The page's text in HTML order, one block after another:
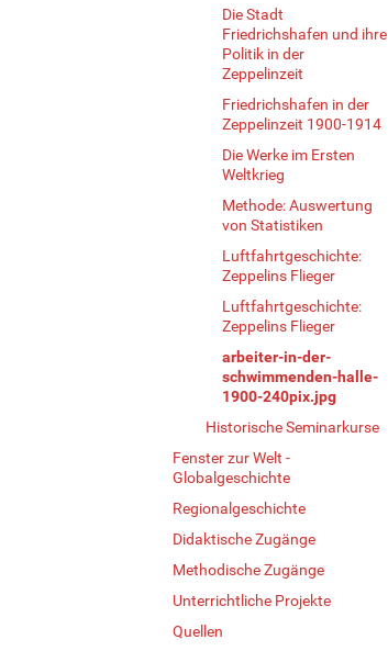
Die Stadt
Friedrichshafen und ihre
Politik in der
Zeppelinzeit
Friedrichshafen in der
Zeppelinzeit 1900-1914
Die Werke im Ersten
Weltkrieg
Methode: Auswertung
von Statistiken
Luftfahrtgeschichte:
Zeppelins Flieger
Luftfahrtgeschichte:
Zeppelins Flieger
arbeiter-in-der-
schwimmenden-halle-
1900-240pix.jpg
Historische Seminarkurse
Fenster zur Welt -
Globalgeschichte
Regionalgeschichte
Didaktische Zugänge
Methodische Zugänge
Unterrichtliche Projekte
Quellen